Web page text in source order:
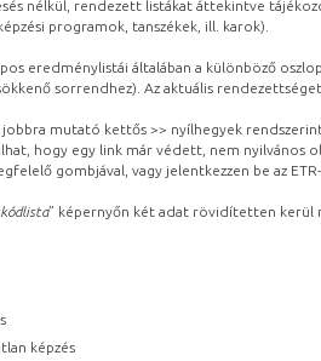
nélkül, rendezett listákat áttekintve
programok, tanszékek, ill. karok).
eredménylistái általában a különböző
sorrendhez). Az aktuális
mutató kettős >> nyílhegyek
hogy egy link már védett, nem nyilvános
gombjával, vagy jelentkezzen be az
” képernyőn két adat rövidítetten kerül
képzés